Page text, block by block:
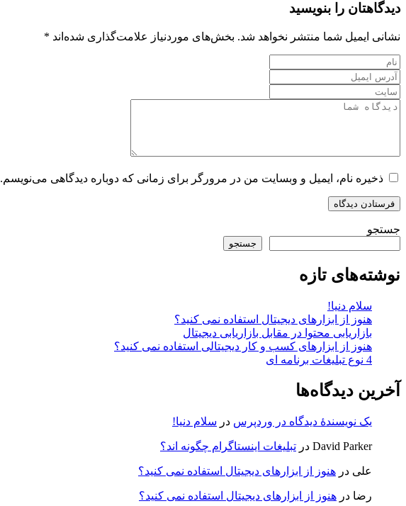
دیدگاهتان را بنویسید
نشانی ایمیل شما منتشر نخواهد شد. بخش‌های موردنیاز علامت‌گذاری شده‌اند *
ذخیره نام، ایمیل و وبسایت من در مرورگر برای زمانی که دوباره دیدگاهی می‌نویسم.
جستجو
جستجو
نوشته‌های تازه
سلام دنیا!
هنوز از ابزارهای دیجیتال استفاده نمی کنید؟
بازاریابی محتوا در مقابل بازاریابی دیجیتال
هنوز از ابزارهای کسب و کار دیجیتالی استفاده نمی کنید؟
4 نوع تبلیغات برنامه ای
آخرین دیدگاه‌ها
یک نویسندهٔ دیدگاه در وردپرس در سلام دنیا!
David Parker در تبلیغات اینستاگرام چگونه اند؟
علی در هنوز از ابزارهای دیجیتال استفاده نمی کنید؟
رضا در هنوز از ابزارهای دیجیتال استفاده نمی کنید؟